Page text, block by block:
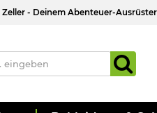
- Deinem Abenteuer-